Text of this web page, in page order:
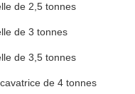
de 2,5 tonnes
de 3 tonnes
de 3,5 tonnes
de 4 tonnes